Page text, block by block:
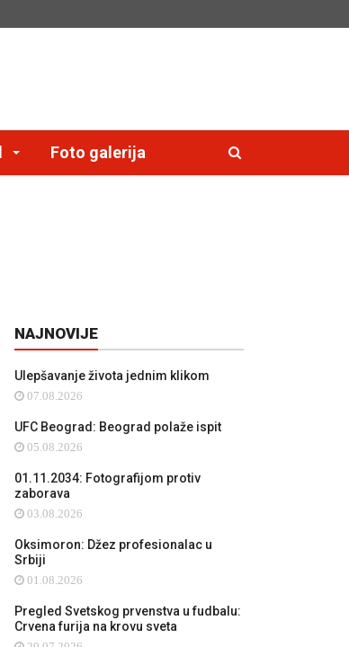
Foto galerija
NAJNOVIJE
Ulepšavanje života jednim klikom
07.08.2026
UFC Beograd: Beograd polaže ispit
05.08.2026
01.11.2034: Fotografijom protiv
zaborava
03.08.2026
Oksimoron: Džez profesionalac u
Srbiji
01.08.2026
Pregled Svetskog prvenstva u fudbalu:
Crvena furija na krovu sveta